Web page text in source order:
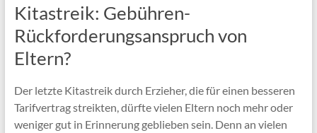
Kitastreik: Gebühren-
Rückforderungsanspruch von
Eltern?
Der letzte Kitastreik durch Erzieher, die für einen besseren
Tarifvertrag streikten, dürfte vielen Eltern noch mehr oder
weniger gut in Erinnerung geblieben sein. Denn an vielen